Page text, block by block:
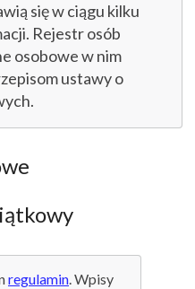
się w ciągu kilku
Rejestr osób
osobowe w nim
ustawy o
regulamin. Wpisy